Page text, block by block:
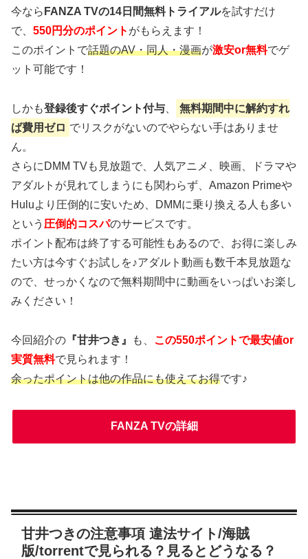
今なら FANZA TVの14日間無料トライアルを試すだけ
で、 550円分のポイント がもらえます！
このポイントで話題のAV・同人・漫画が激安or無料でゲ
ット可能です！
しかも登録後すぐポイント付与
無料期間中に解約すれ
ば費用ゼロ でリスクがないのでやらない手はありませ
ん。
さらにDMM TVも見放題で、人気アニメ、映画、ドラマや
アダルトが見れてしまうにも関わらず、Amazon Primeや
Huluより圧倒的に安いため、DMMに乗り換える人も多い
という 圧倒的コスパのサービスです。
ポイント配布は終了する可能性もあるので、お得に楽しみ
たい方は今すぐお試しを♪アダルト動画も数千本見放題な
ので、せっかくなので無料期間中に動画をいっぱいお楽し
みください！
今回紹介の 『甘井つき』 も、 この550ポイントで最安値or
実質無料で見られます！
余ったポイントは他の作品にも使えてお得です♪
FANZA TVの詳細
甘井つきの注意事項 違法サイト/海賊
版/torrentで見られる？見るとどうなる？